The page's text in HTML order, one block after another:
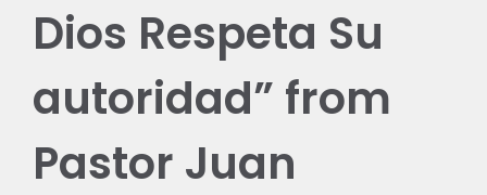
Dios Respeta Su
autoridad” from
Pastor Juan